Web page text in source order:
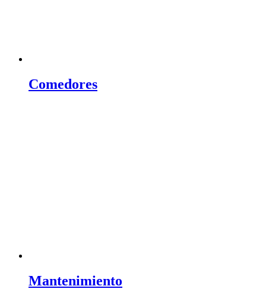
Comedores
Mantenimiento